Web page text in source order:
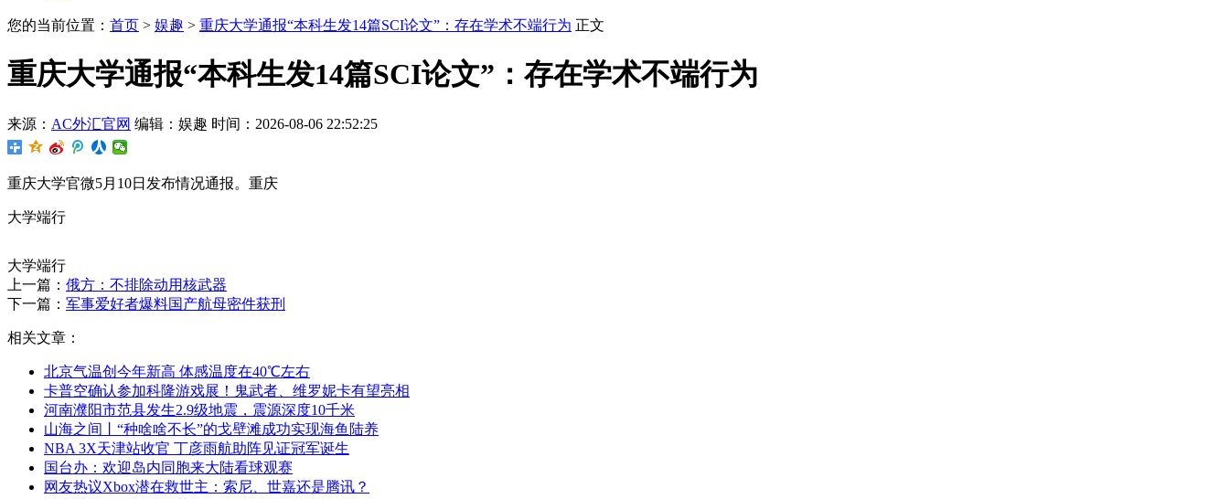
您的当前位置： 首页 > 娱趣 > 重庆大学通报“本科生发14篇SCI论文”：存在学术不端行为 正文
重庆大学通报“本科生发14篇SCI论文”：存在学术不端行为
来源： AC外汇官网 编辑：娱趣 时间：2026-08-06 22:52:25
重庆大学官微5月10日发布情况通报。重庆
大学端行
大学端行
上一篇： 俄方：不排除动用核武器
下一篇： 军事爱好者爆料国产航母密件获刑
相关文章：
北京气温创今年新高 体感温度在40℃左右
卡普空确认参加科隆游戏展！鬼武者、维罗妮卡有望亮相
河南濮阳市范县发生2.9级地震，震源深度10千米
山海之间丨“种啥啥不长”的戈壁滩成功实现海鱼陆养
NBA 3X天津站收官 丁彦雨航助阵见证冠军诞生
国台办：欢迎岛内同胞来大陆看球观赛
网友热议Xbox潜在救世主：索尼、世嘉还是腾讯？